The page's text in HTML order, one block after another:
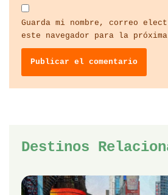
Guarda mi nombre, correo
este navegador para la
Destinos